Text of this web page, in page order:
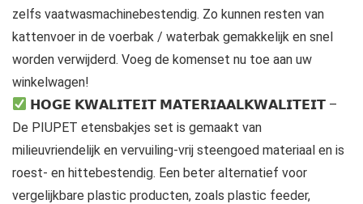
zelfs vaatwasmachinebestendig. Zo kunnen resten van
kattenvoer in de voerbak / waterbak gemakkelijk en snel
worden verwijderd. Voeg de komenset nu toe aan uw
winkelwagen!
𝗛𝗢𝗚𝗘 𝗞𝗪𝗔𝗟𝗜𝗧𝗘𝗜𝗧 𝗠𝗔𝗧𝗘𝗥𝗜𝗔𝗔𝗟𝗞𝗪𝗔𝗟𝗜𝗧𝗘𝗜𝗧 –
De PIUPET etensbakjes set is gemaakt van
milieuvriendelijk en vervuiling-vrij steengoed materiaal en is
roest- en hittebestendig. Een beter alternatief voor
vergelijkbare plastic producten, zoals plastic feeder,